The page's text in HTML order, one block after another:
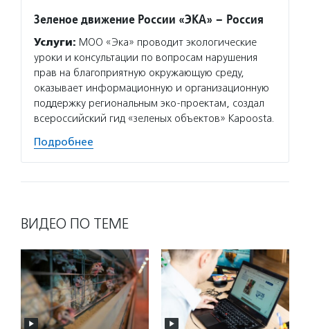
Зеленое движение России «ЭКА» – Россия
Услуги: МОО «Эка» проводит экологические
уроки и консультации по вопросам нарушения
прав на благоприятную окружающую среду,
оказывает информационную и организационную
поддержку региональным эко-проектам, создал
всероссийский гид «зеленых объектов» Kapoosta.
Подробнее
ВИДЕО ПО ТЕМЕ